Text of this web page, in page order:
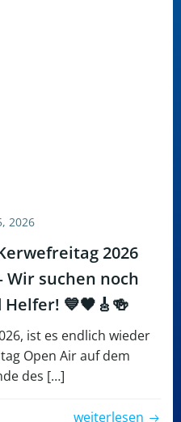
2026
2026
Wir suchen noch
💙🖤🎸🍻
ist es endlich wieder
Open Air auf dem
des […]
weiterlesen